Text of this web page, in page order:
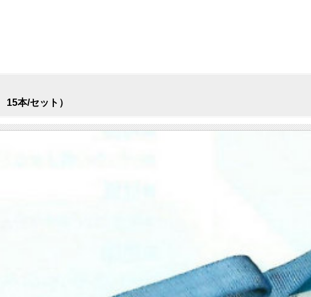
本/セット）